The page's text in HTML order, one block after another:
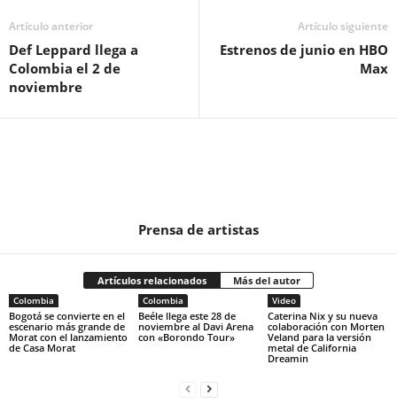
Artículo anterior
Def Leppard llega a
Colombia el 2 de
noviembre
Artículo siguiente
Estrenos de junio en HBO
Max
Prensa de artistas
Artículos relacionados Más del autor
Colombia
Bogotá se convierte en el
escenario más grande de
Morat con el lanzamiento
de Casa Morat
Colombia
Beéle llega este 28 de
noviembre al Davi Arena
con «Borondo Tour»
Video
Caterina Nix y su nueva
colaboración con Morten
Veland para la versión
metal de California
Dreamin